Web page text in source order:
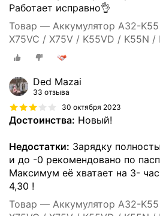
Работает исправно👌
Товар — Аккумулятор A32-
X75VC / X75V / K55VD / K55N /
/ X55C / X75VB / K55VM / A55 /
5200mah
Ded Mazai
33 отзыва
30 октября 2023
Достоинства: Новый!
Недостатки: Зарядку
и до -0 рекомендовано по
Максимум её хватает на 3-
4,30 !
Товар — Аккумулятор A32-